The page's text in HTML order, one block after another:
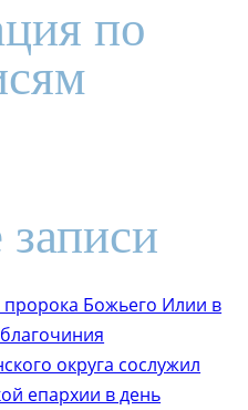
по
Божьего Илии в
округа сослужил
епархии в день